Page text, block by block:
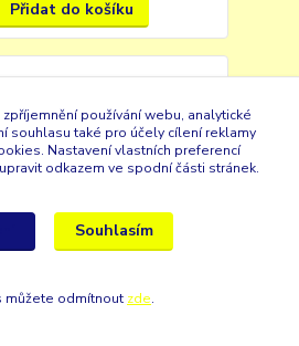
Přidat do košíku
používání webu, analytické
souhlasu také pro účely cílení reklamy
Nastavení vlastních preferencí
odkazem ve spodní části stránek.
Souhlasím
můžete odmítnout zde.